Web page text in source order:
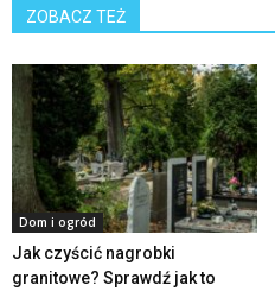
ZOBACZ TEŻ
Dom i ogród
Jak czyścić nagrobki
granitowe? Sprawdź jak to